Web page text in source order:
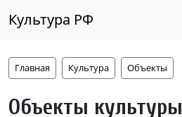
Культура РФ
Главная Культура Объекты
Объекты культуры